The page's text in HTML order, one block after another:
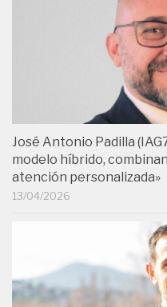
José Antonio Padilla
modelo híbrido,
atención personalizada»
13/04/2026